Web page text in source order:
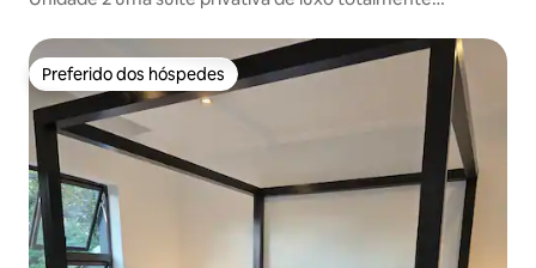
Preferido dos hóspedes
Preferido dos hóspedes